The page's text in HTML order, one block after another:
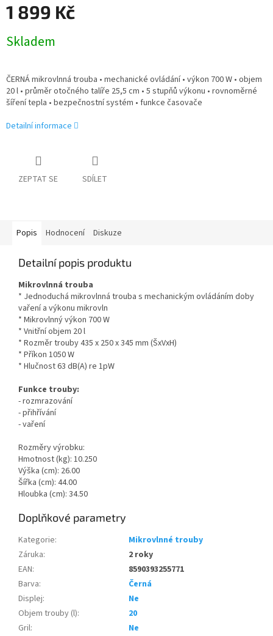
1 899 Kč
cena:
Skladem
ČERNÁ mikrovlnná trouba • mechanické ovládání • výkon 700 W • objem
20 l • průměr otočného talíře 25,5 cm • 5 stupňů výkonu • rovnoměrné
šíření tepla • bezpečnostní systém • funkce časovače
Detailní informace
ZEPTAT SE SDÍLET
Popis Hodnocení Diskuze
Detailní popis produktu
Mikrovlnná trouba
* Jednoduchá mikrovlnná trouba s mechanickým ovládáním doby
vaření a výkonu mikrovln
* Mikrovlnný výkon 700 W
* Vnitřní objem 20 l
* Rozměr trouby 435 x 250 x 345 mm (ŠxVxH)
* Příkon 1050 W
* Hlučnost 63 dB(A) re 1pW
Funkce trouby:
- rozmrazování
- přihřívání
- vaření
Rozměry výrobku:
Hmotnost (kg): 10.250
Výška (cm): 26.00
Šířka (cm): 44.00
Hloubka (cm): 34.50
Doplňkové parametry
Kategorie:
Mikrovlnné trouby
Záruka:
2 roky
EAN:
8590393255771
Barva:
Černá
Displej:
Ne
Objem trouby (l):
20
Gril: Ne